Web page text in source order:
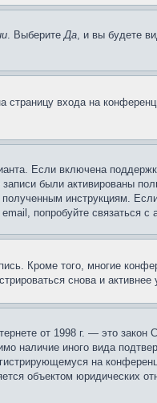
. ВыберитеДа, и вы будете
страницу входа на
Если включена
были активированы
инструкциям.
попробуйте связаться с
Кроме того, многие
снова и активнее
от 1998 г. — это
наличие иного вида
на
объектом юридических